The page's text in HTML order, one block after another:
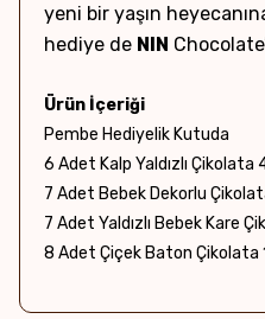
yeni bir yaşın
hediye de NIN
Ürün İçeriği
Pembe Hediyelik Kutuda
6 Adet Kalp Yaldızlı Çikolata
7 Adet Bebek Dekorlu
7 Adet Yaldızlı Bebek Kare
8 Adet Çiçek Baton Çikolata
Net Ağırlık & Adet